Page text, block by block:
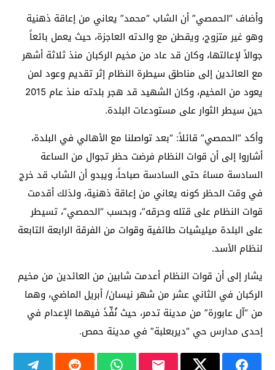
وأضاف “الحمصي” أن الشاب “محمد” يعاني من إعاقة ذهنية
وهو غير متزوج، ويقطن مع والدته العاجزة، حيث يعمل بائعاً
جوالاً لإعالتها، وكان قد عاد من مخيم الركبان منذ ثلاثة أشهر
مع العائدين إلى مناطق سيطرة النظام إثر تقديم وعود لمن
يعود من المخيم، وكان الشهيد قد هجر بلدته منذ عام 2015
حين سيطر الثوار على مستودعات البلدة.
وأكد “الحمصي” قائلاً: “بعد تواصلنا مع الأهالي في البلدة،
أشاروا إلى أن قوات النظام فرضت حظر تجوال من الساعة
السادسة مساءً حتى السادسة صباحاً، ويبدو أن الشاب قد خرج
في وقت الحظر كونه يعاني من إعاقة ذهنية، ولذلك أقدمت
قوات النظام على قتله وحرقه”، وبحسب “الحمصي”، تسيطر
على البلدة ميليشيات طائفية وقوات من الفرقة الرابعة التابعة
لنظام الأسد.
يشار إلى أن قوات النظام أعدمت شابين من العائدين من مخيم
الركبان في الثاني عشر من شهر نيسان/ أبريل الماضي، وهما
من “آل عابورة” من مدينة تدمر، حيث نُفِّذَ فيهما الإعدام في
إحدى مدارس حي “ديربعلبة” في مدينة حمص.